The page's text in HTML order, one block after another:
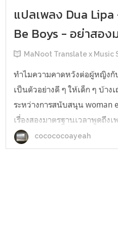
แปลเพลง Dua
Be Boys - อย่าสอง
MaNoot Translate x Music
ทำไมความคาดหวังต่อผู้หญิงกั
เป็นตัวอย่างดี ๆ ให้เด็ก ๆ บ้าง
ระหว่างการสนับสนุน woman
เรื่องสองมาตรฐานเวลาพูดถึง
เพลงก็ตอบโต้เอาไว้แล้ว
แล้วครึกครื้น ดึ๋ง ๆ ตึ๋ง ๆ ดีนะ
cocococoayeah